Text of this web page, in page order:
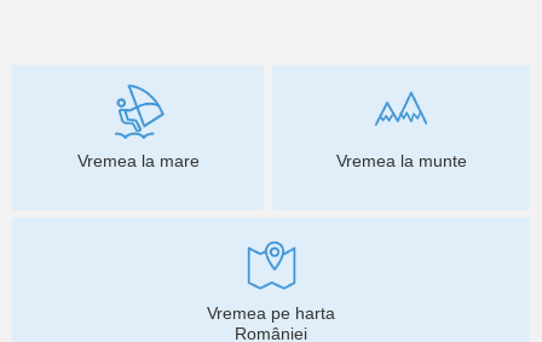
Vremea la mare Vremea la munte
Vremea pe harta
României